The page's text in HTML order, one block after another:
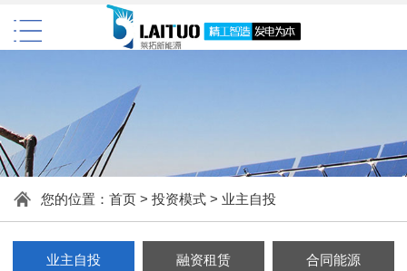
您的位置： 首页> 投资模式> 业主自投
业主自投 融资租赁 合同能源